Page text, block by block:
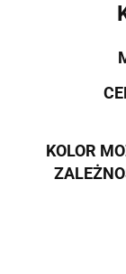
KOLOR